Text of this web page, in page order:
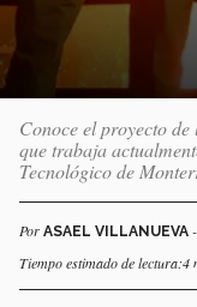
Conoce el proyecto
que trabaja
Tecnológico de
Por ASAEL VILLANUEVA
Tiempo estimado de lectura:4